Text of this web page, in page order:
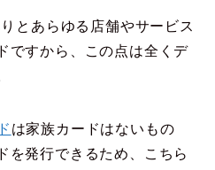
とあらゆる店舗やサービス
ですから、この点は全くデ
は家族カードはないもの
を発行できるため、こちら